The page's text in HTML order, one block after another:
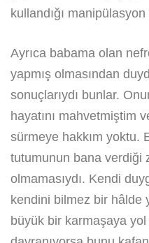
kullandığı
Ayrıca babama olan
yapmış olmasından
sonuçlarıydı bunlar.
hayatını mahvetmiştim
sürmeye hakkım yoktu.
tutumunun bana verdiği
olmamasıydı. Kendi
kendini bilmez bir hâlde
büyük bir karmaşaya